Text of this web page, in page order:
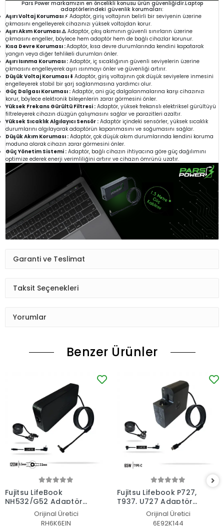
Pars Power markamızın en öncelikli konusu ürün güvenliğidir.Laptop
adaptörlerindeki güvenlik korumaları:
Aşırı Voltaj Koruması ⚡ Adaptör, giriş voltajının belirli bir seviyenin üzerine
çıkmasını engelleyerek cihazınızı yüksek voltajdan korur.
Aşırı Akım Koruması ⚠️Adaptör, çıkış akımının güvenli sınırların üzerine
çıkmasını engeller, böylece hem adaptör hem de bağlı cihazlar korunur.
Kısa Devre Koruması :Adaptör, kısa devre durumlarında kendini kapatarak
yangın veya diğer tehlikeli durumları önler.
Aşırı Isınma Koruması : Adaptör, iç sıcaklığının güvenli seviyelerin üzerine
çıkmasını engelleyerek aşırı ısınmayı önler ve güvenliği artırır.
Düşük Voltaj Koruması ⬇️ Adaptör, giriş voltajının çok düşük seviyelere inmesini
engelleyerek stabil bir şarj sağlanmasına yardımcı olur.
Güç Dalgası Koruması : Adaptör, ani güç dalgalanmalarına karşı cihazınızı
korur, böylece elektronik bileşenlerin zarar görmesini önler.
Yüksek Frekans Gürültü Filtresi : Adaptör, yüksek frekanslı elektriksel gürültüyü
filtreleyerek cihazın düzgün çalışmasını sağlar ve parazitleri azaltır.
Yüksek Sıcaklık Algılayıcı Sensör : Adaptör içindeki sensörler, yüksek sıcaklık
durumlarını algılayarak adaptörün kapanmasını ve soğumasını sağlar.
Düşük Akım Koruması : Adaptör, çok düşük akım durumlarında kendini koruma
moduna alarak cihazın zarar görmesini önler.
Güç Yönetim Sistemi : Adaptör, bağlı cihazın ihtiyacına göre güç dağılımını
optimize ederek enerji verimliliğini artırır ve cihazın ömrünü uzatır.
Garanti ve Teslimat
Taksit Seçenekleri
Yorumlar
Benzer Ürünler
Fujitsu LifeBook
NH532/G52 Adaptör
Şarj Aleti-Cihazı
Orijinal Üretici
RH6K6EIN
Fujitsu Lifebook P727,
T937, U727 Adaptör
Şarj Aleti-Cihazı
Orijinal Üretici
6E92K144